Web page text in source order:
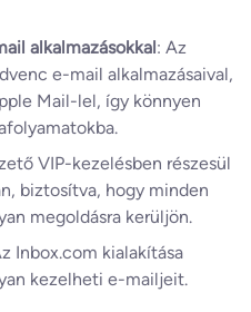
alkalmazásokkal : Az
e-mail alkalmazásaival,
Mail-lel, így könnyen
VIP-kezelésben részesül
biztosítva, hogy minden
megoldásra kerüljön.
Inbox.com kialakítása
kezelheti e-mailjeit.